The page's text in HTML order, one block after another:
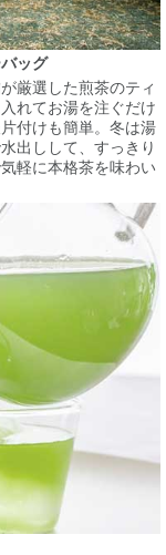
ッグ
厳選した煎茶のティ
れてお湯を注ぐだけ
付けも簡単。冬は湯
出しして、すっきり
軽に本格茶を味わい